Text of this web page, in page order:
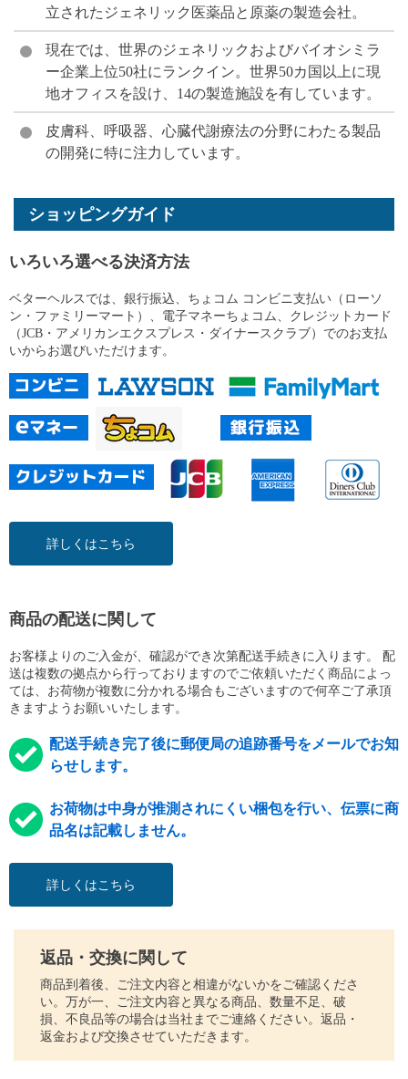
立されたジェネリック医薬品と原薬の製造会社。
現在では、世界のジェネリックおよびバイオシミラ
ー企業上位50社にランクイン。世界50カ国以上に現
地オフィスを設け、14の製造施設を有しています。
皮膚科、呼吸器、心臓代謝療法の分野にわたる製品
の開発に特に注力しています。
ショッピングガイド
いろいろ選べる決済方法
ベターヘルスでは、銀行振込、ちょコム コンビニ支払い（ローソ
ン・ファミリーマート）、電子マネーちょコム、クレジットカード
（JCB・アメリカンエクスプレス・ダイナースクラブ）でのお支払
いからお選びいただけます。
詳しくはこちら
商品の配送に関して
お客様よりのご入金が、確認ができ次第配送手続きに入ります。 配
送は複数の拠点から行っておりますのでご依頼いただく商品によっ
ては、お荷物が複数に分かれる場合もございますので何卒ご了承頂
きますようお願いいたします。
配送手続き完了後に郵便局の追跡番号をメールでお知
らせします。
お荷物は中身が推測されにくい梱包を行い、伝票に商
品名は記載しません。
詳しくはこちら
返品・交換に関して
商品到着後、ご注文内容と相違がないかをご確認くださ
い。万が一、ご注文内容と異なる商品、数量不足、破
損、不良品等の場合は当社までご連絡ください。返品・
返金および交換させていただきます。